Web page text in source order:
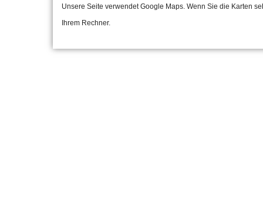
Unsere Seite verwendet Google Maps. Wenn Sie die Karten
Ihrem Rechner.